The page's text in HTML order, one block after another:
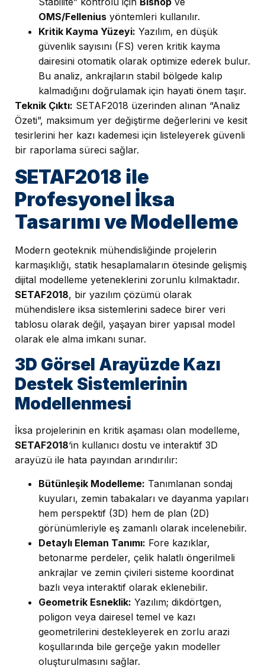
OMS/Fellenius yöntemleri kullanılır.
Kritik Kayma Yüzeyi: Yazılım, en düşük
güvenlik sayısını (FS) veren kritik kayma
dairesini otomatik olarak optimize ederek bulur.
Bu analiz, ankrajların stabil bölgede kalıp
kalmadığını doğrulamak için hayati önem taşır.
Teknik Çıktı: SETAF2018 üzerinden alınan “Analiz
Özeti”, maksimum yer değiştirme değerlerini ve kesit
tesirlerini her kazı kademesi için listeleyerek güvenli
bir raporlama süreci sağlar.
SETAF2018 ile
Profesyonel İksa
Tasarımı ve Modelleme
Modern geoteknik mühendisliğinde projelerin
karmaşıklığı, statik hesaplamaların ötesinde gelişmiş
dijital modelleme yeteneklerini zorunlu kılmaktadır.
SETAF2018, bir yazılım çözümü olarak
mühendislere iksa sistemlerini sadece birer veri
tablosu olarak değil, yaşayan birer yapısal model
olarak ele alma imkanı sunar.
3D Görsel Arayüzde Kazı
Destek Sistemlerinin
Modellenmesi
İksa projelerinin en kritik aşaması olan modelleme,
SETAF2018‘in kullanıcı dostu ve interaktif 3D
arayüzü ile hata payından arındırılır:
Bütünleşik Modelleme: Tanımlanan sondaj
kuyuları, zemin tabakaları ve dayanma yapıları
hem perspektif (3D) hem de plan (2D)
görünümleriyle eş zamanlı olarak incelenebilir.
Detaylı Eleman Tanımı: Fore kazıklar,
betonarme perdeler, çelik halatlı öngerilmeli
ankrajlar ve zemin çivileri sisteme koordinat
bazlı veya interaktif olarak eklenebilir.
Geometrik Esneklik: Yazılım; dikdörtgen,
poligon veya dairesel temel ve kazı
geometrilerini destekleyerek en zorlu arazi
koşullarında bile gerçeğe yakın modeller
oluşturulmasını sağlar.